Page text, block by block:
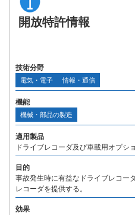
開放特許情報
技術分野
電気・電子 情報・通信
機能
機械・部品の製造
適用製品
ドライブレコーダ及び車載用オプシ
目的
事故発生時に有益なドライブレコー
レコーダを提供する。
効果